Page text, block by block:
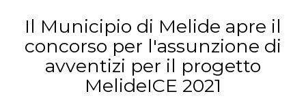
Il Municipio di Melide apre il
concorso per l'assunzione di
avventizi per il progetto
MelideICE 2021